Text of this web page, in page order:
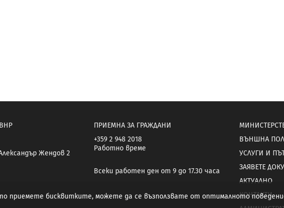
Жендов 2
ПРИЕМНА ЗА ГРАЖДАНИ
+359 2 948 2018
Работно време
Всеки работен ден от 9 до 17.30 часа
ВЪНШНА
УСЛУГИ И
ЗАЯВЕТЕ
АКТУАЛНО
КОНТАКТИ
приемете бисквитките, можете да се възползвате от оптималното